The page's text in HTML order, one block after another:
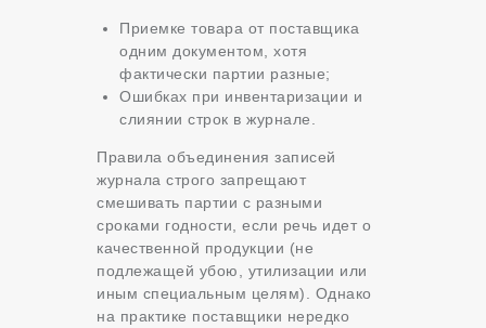
Приемке товара от поставщика
одним документом, хотя
фактически партии разные;
Ошибках при инвентаризации и
слиянии строк в журнале.
Правила объединения записей
журнала строго запрещают
смешивать партии с разными
сроками годности, если речь идет о
качественной продукции (не
подлежащей убою, утилизации или
иным специальным целям). Однако
на практике поставщики нередко